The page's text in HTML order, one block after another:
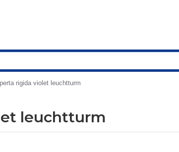
rigida violet leuchtturm
leuchtturm